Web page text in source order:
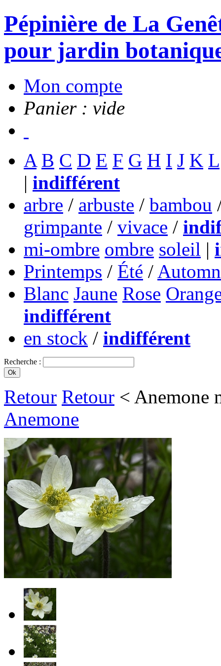
Pépinière de La
pour jardin
Mon compte
Panier : vide
A B C D E F G H I J K L
| indifférent
arbre / arbuste / bambou
grimpante / vivace /
mi-ombre ombre soleil |
Printemps / Été /
Blanc Jaune Rose
indifférent
en stock / indifférent
Recherche :
Retour Retour < Anemone
Anemone